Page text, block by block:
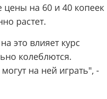
на 60 и 40 копеек
растет.
это влияет курс
колеблются.
на ней играть", -